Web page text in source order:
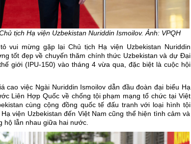
tịch Hạ viện Uzbekistan Nuriddin Ismoilov. Ảnh: VPQH
vui mừng gặp lại Chủ tịch Hạ viện Uzbekistan Nuriddin
tốt đẹp về chuyến thăm chính thức Uzbekistan và dự Đại
giới (IPU-150) vào tháng 4 vừa qua, đặc biệt là cuộc hội
cao việc Ngài Nuriddin Ismoilov dẫn đầu đoàn đại biểu Hạ
Liên Hợp Quốc về chống tội phạm mạng tổ chức tại Việt
cùng cộng đồng quốc tế đấu tranh với loại hình tội
viện Uzbekistan đến Việt Nam cũng thể hiện tình cảm và
hộ lẫn nhau giữa hai nước.